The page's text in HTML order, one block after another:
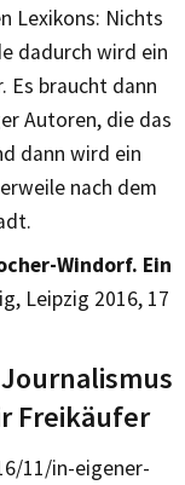
Lexikons: Nichts
dadurch wird ein
Es braucht dann
Autoren, die das
dann wird ein
nach dem
Windorf. Ein
Leipzig 2016, 17
Freikäufer
11/in-eigener-